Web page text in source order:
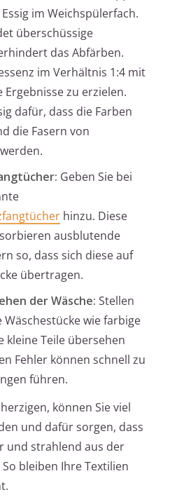
im Weichspülerfach.
überschüssige
das Abfärben.
im Verhältnis 1:4 mit
zu erzielen.
dafür, dass die Farben
die Fasern von
Geben Sie bei
hinzu. Diese
ausblutende
so, dass sich diese auf
übertragen.
der Wäsche: Stellen
Wäschestücke wie farbige
kleine Teile übersehen
Fehler können schnell zu
führen.
können Sie viel
und dafür sorgen, dass
und strahlend aus der
bleiben Ihre Textilien